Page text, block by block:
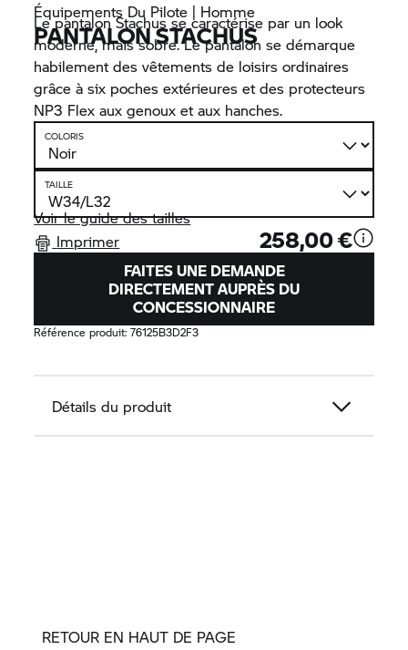
Équipements Du Pilote | Homme
PANTALON STACHUS
Le pantalon Stachus se caractérise par un look
moderne, mais sobre. Le pantalon se démarque
habilement des vêtements de loisirs ordinaires
grâce à six poches extérieures et des protecteurs
NP3 Flex aux genoux et aux hanches.
COLORIS
TAILLE
Voir le guide des tailles
Imprimer
258,00 €
FAITES UNE DEMANDE
DIRECTEMENT AUPRÈS DU
CONCESSIONNAIRE
Référence produit:76125B3D2F3
Détails du produit
RETOUR EN HAUT DE PAGE